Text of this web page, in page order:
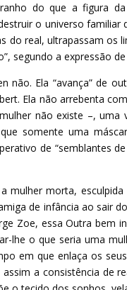
do que a figura
o universo
do real, ultrapassam os
segundo a expressão
não. Ela “avança” de
Ela não arrebenta
não existe –, uma
somente uma
de “semblantes
mulher morta,
de infância ao sair
Zoe, essa Outra bem
lhe o que seria uma
em que enlaça os
a consistência de